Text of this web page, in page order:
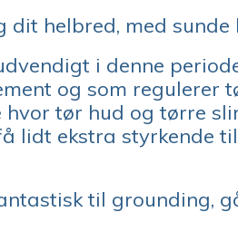
helbred, med sunde
i denne
og som regulerer
hvor tør hud og tørre
lidt ekstra styrkende
til grounding,